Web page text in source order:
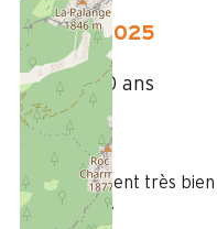
Februar 2025
JOSE
Plus de 50 ans
Femme
5
L'appartement très
télécabines.